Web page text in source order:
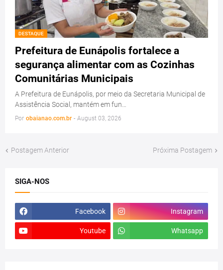
DESTAQUE
Prefeitura de Eunápolis fortalece a
segurança alimentar com as Cozinhas
Comunitárias Municipais
A Prefeitura de Eunápolis, por meio da Secretaria Municipal de
Assistência Social, mantém em fun…
Por obaianao.com.br - August 03, 2026
Postagem Anterior Próxima Postagem
SIGA-NOS
Facebook Instagram
Youtube Whatsapp